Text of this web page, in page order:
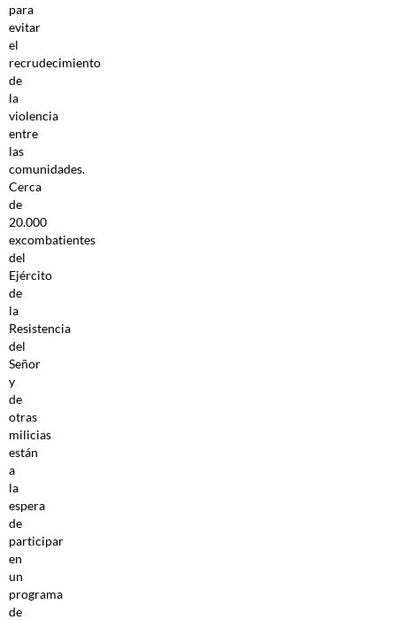
para
evitar
el
recrudecimiento
de
la
violencia
entre
las
comunidades.
Cerca
de
20.000
excombatientes
del
Ejército
de
la
Resistencia
del
Señor
y
de
otras
milicias
están
a
la
espera
de
participar
en
un
programa
de